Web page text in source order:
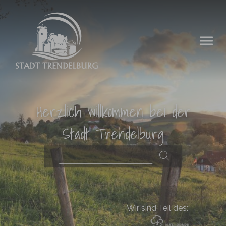
Herzlich willkommen bei der
Stadt Trendelburg
Wir sind Teil des: